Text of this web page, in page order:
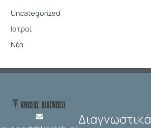
Uncategorized
Ιατροί
Νέα
Διαγνωστικά